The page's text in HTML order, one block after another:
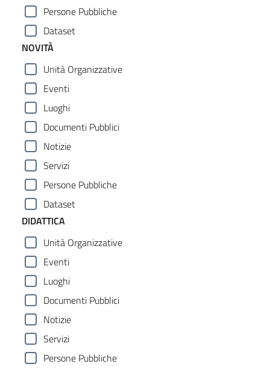
Persone Pubbliche
Dataset
NOVITÀ
Unità Organizzative
Eventi
Luoghi
Documenti Pubblici
Notizie
Servizi
Persone Pubbliche
Dataset
DIDATTICA
Unità Organizzative
Eventi
Luoghi
Documenti Pubblici
Notizie
Servizi
Persone Pubbliche